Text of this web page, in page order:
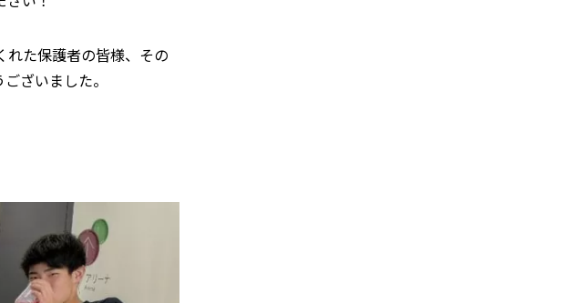
れた保護者の皆様、その
ざいました。